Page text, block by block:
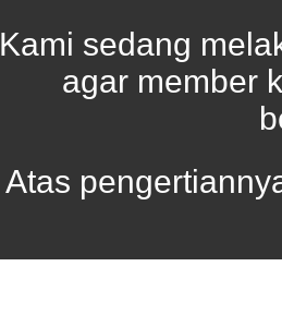
Kami sedang
agar member
Atas